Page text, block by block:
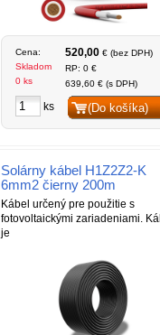
Cena:
Skladom
0 ks
520,00 € (bez DPH)
RP: 0 €
639,60 € (s DPH)
ks (Do košíka)
Solárny kábel H1Z2Z2-K
6mm2 čierny 200m
Kábel určený pre použitie s
fotovoltaickými zariadeniami.
je